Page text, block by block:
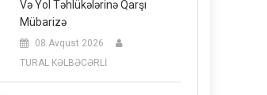
Və Yol Təhlükələrinə Qarşı
Mübarizə
08 Avqust 2026
TURAL KƏLBƏCƏRLİ